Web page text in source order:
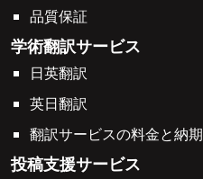
品質保証
学術翻訳サービス
日英翻訳
英日翻訳
翻訳サービスの料金と納期
投稿支援サービス